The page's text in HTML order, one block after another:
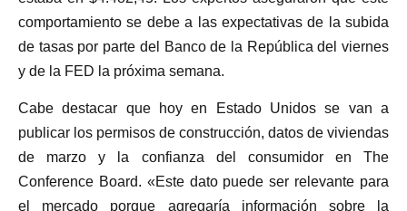
comportamiento se debe a las expectativas de la subida
de tasas por parte del Banco de la República del viernes
y de la FED la próxima semana.
Cabe destacar que hoy en Estado Unidos se van a
publicar los permisos de construcción, datos de viviendas
de marzo y la confianza del consumidor en The
Conference Board. «Este dato puede ser relevante para
el mercado porque agregaría información sobre la